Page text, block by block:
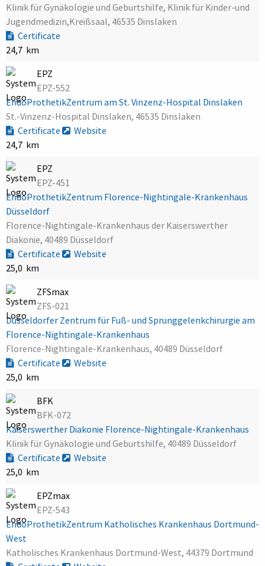
Klinik für Gynäkologie und Geburtshilfe, Klinik für Kinder-und
Jugendmedizin,Kreißsaal, 46535 Dinslaken
Certificate
24,7 km
EPZ
EPZ-552
EndoProthetikZentrum am St. Vinzenz-Hospital Dinslaken
St.-Vinzenz-Hospital Dinslaken, 46535 Dinslaken
Certificate
Website
24,7 km
EPZ
EPZ-451
EndoProthetikZentrum Florence-Nightingale-Krankenhaus
Düsseldorf
Florence-Nightingale-Krankenhaus der Kaiserswerther
Diakonie, 40489 Düsseldorf
Certificate
Website
25,0 km
ZFSmax
ZFS-021
Düsseldorfer Zentrum für Fuß- und Sprunggelenkchirurgie am
Florence-Nightingale-Krankenhaus
Florence-Nightingale-Krankenhaus, 40489 Düsseldorf
Certificate
Website
25,0 km
BFK
BFK-072
Kaiserswerther Diakonie Florence-Nightingale-Krankenhaus
Klinik für Gynäkologie und Geburtshilfe, 40489 Düsseldorf
Certificate
Website
25,0 km
EPZmax
EPZ-543
EndoProthetikZentrum Katholisches Krankenhaus Dortmund-
West
Katholisches Krankenhaus Dortmund-West, 44379 Dortmund